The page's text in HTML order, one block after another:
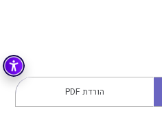
ופעילה ב7 תחומים:
לכל מוצרי היצרן
הורדת PDF